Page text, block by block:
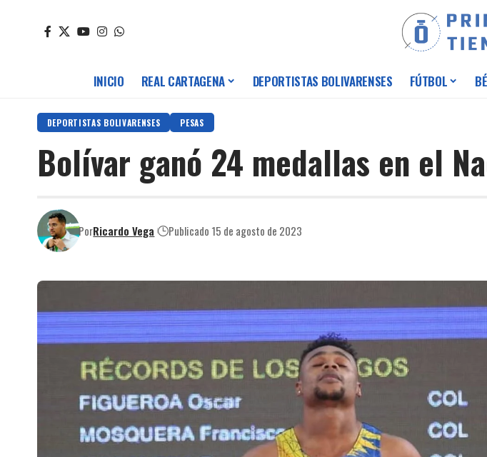
INICIO REAL CARTAGENA DEPORTISTAS BOLIVARENSES FÚTBOL
DEPORTISTAS BOLIVARENSES PESAS
Bolívar ganó 24 medallas en el
PorRicardo Vega Publicado 15 de agosto de 2023